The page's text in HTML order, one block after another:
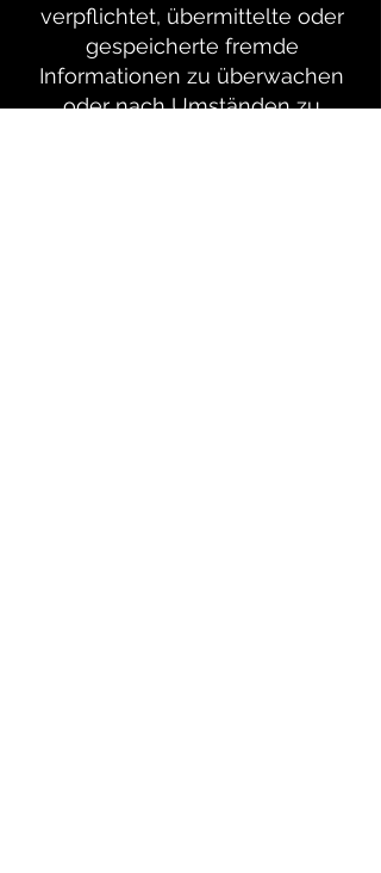
verpflichtet, übermittelte oder
gespeicherte fremde
Informationen zu überwachen
oder nach Umständen zu